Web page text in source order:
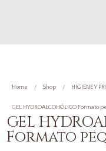
Home Shop HIGIENE Y
GEL HYDROALCOHÓLICO Formato
GEL
Formato